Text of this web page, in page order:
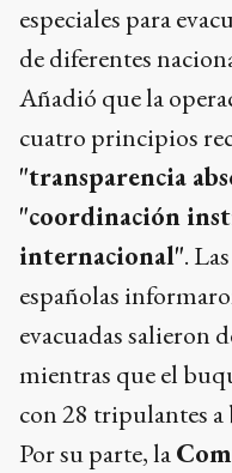
especiales para
de diferentes
Añadió que la
cuatro principios
"transparencia
"coordinación
internacional".
españolas
evacuadas salieron
mientras que el
con 28 tripulantes a
Por su parte, la